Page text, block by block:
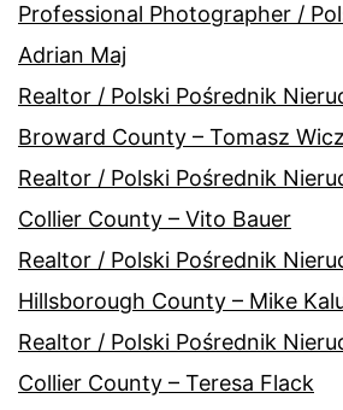
Professional Photographer /
Adrian Maj
Realtor / Polski Pośrednik
Broward County – Tomasz
Realtor / Polski Pośrednik
Collier County – Vito Bauer
Realtor / Polski Pośrednik
Hillsborough County – Mike
Realtor / Polski Pośrednik
Collier County – Teresa Flack